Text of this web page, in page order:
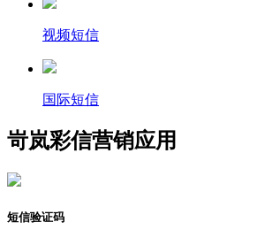
视频短信
国际短信
岢岚彩信营销应用
短信验证码